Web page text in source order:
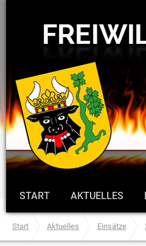
START AKTUELLES
Start Aktuelles Einsätze